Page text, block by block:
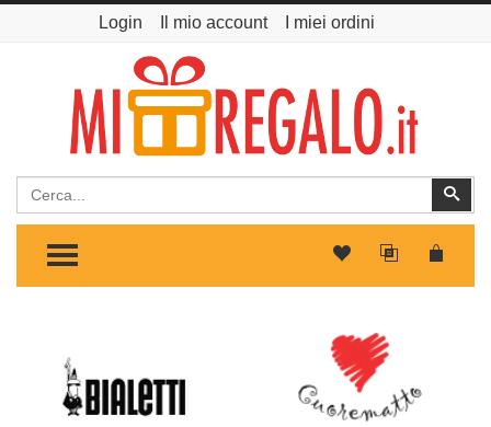
Login Il mio account I miei ordini
Cerca
TOGGLE MENU